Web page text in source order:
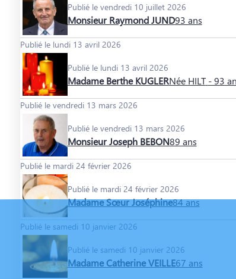
Publié le vendredi 10 juillet 2026
Monsieur Raymond JUND93 ans
Publié le lundi 13 avril 2026
Publié le lundi 13 avril 2026
Madame Berthe KUGLERNée HILT - 93
Publié le vendredi 13 mars 2026
Publié le vendredi 13 mars 2026
Monsieur Joseph BEBON89 ans
Publié le mardi 24 février 2026
Publié le mardi 24 février 2026
Madame Sœur Joséphine84 ans
Publié le samedi 10 janvier 2026
Publié le samedi 10 janvier 2026
Madame Catherine VEILLE67 ans